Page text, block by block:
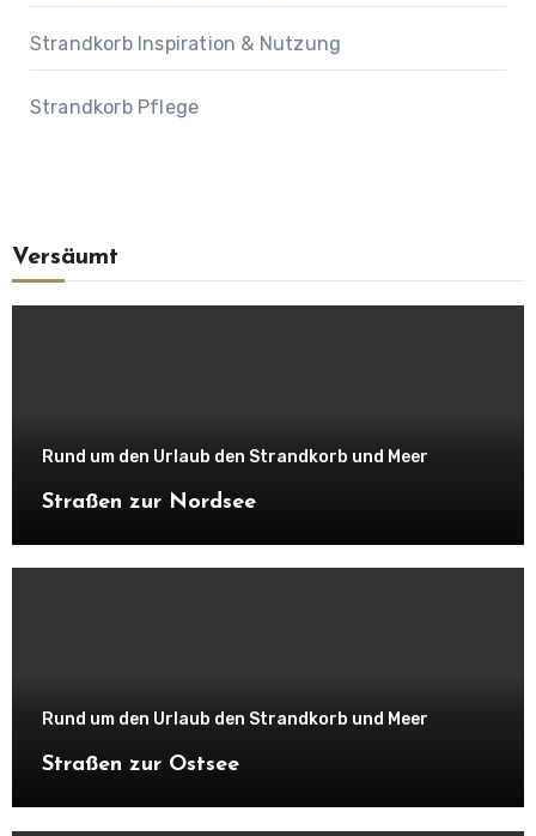
Strandkorb Inspiration & Nutzung
Strandkorb Pflege
Versäumt
Rund um den Urlaub den Strandkorb und Meer
Straßen zur Nordsee
Rund um den Urlaub den Strandkorb und Meer
Straßen zur Ostsee